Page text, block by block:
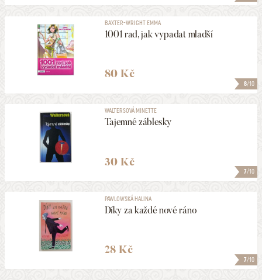
8/10
BAXTER-WRIGHT EMMA
1001 rad, jak vypadat mladší
80 Kč
7/10
WALTERSOVÁ MINETTE
Tajemné záblesky
30 Kč
7/10
PAWLOWSKÁ HALINA
Díky za každé nové ráno
28 Kč